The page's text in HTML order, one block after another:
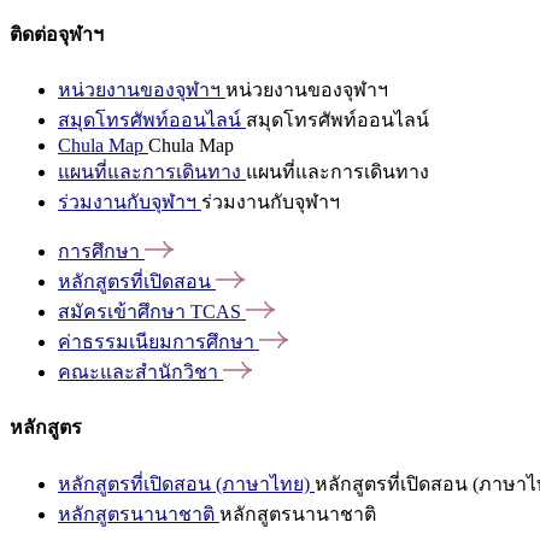
ติดต่อจุฬาฯ
หน่วยงานของจุฬาฯ หน่วยงานของจุฬาฯ
สมุดโทรศัพท์ออนไลน์ สมุดโทรศัพท์ออนไลน์
Chula Map Chula Map
แผนที่และการเดินทาง แผนที่และการเดินทาง
ร่วมงานกับจุฬาฯ ร่วมงานกับจุฬาฯ
การศึกษา
หลักสูตรที่เปิดสอน
สมัครเข้าศึกษา TCAS
ค่าธรรมเนียมการศึกษา
คณะและสำนักวิชา
หลักสูตร
หลักสูตรที่เปิดสอน (ภาษาไทย) หลักสูตรที่เปิดสอน (ภาษาไ
หลักสูตรนานาชาติ หลักสูตรนานาชาติ